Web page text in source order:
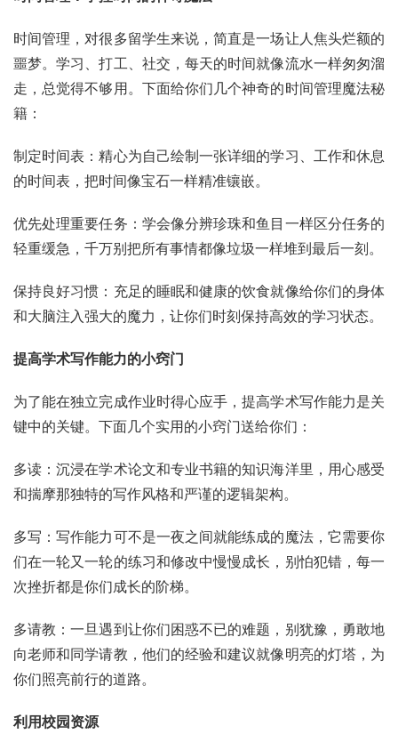
时间管理，对很多留学生来说，简直是一场让人焦头烂额的
噩梦。学习、打工、社交，每天的时间就像流水一样匆匆溜
走，总觉得不够用。下面给你们几个神奇的时间管理魔法秘
籍：
制定时间表：精心为自己绘制一张详细的学习、工作和休息
的时间表，把时间像宝石一样精准镶嵌。
优先处理重要任务：学会像分辨珍珠和鱼目一样区分任务的
轻重缓急，千万别把所有事情都像垃圾一样堆到最后一刻。
保持良好习惯：充足的睡眠和健康的饮食就像给你们的身体
和大脑注入强大的魔力，让你们时刻保持高效的学习状态。
提高学术写作能力的小窍门
为了能在独立完成作业时得心应手，提高学术写作能力是关
键中的关键。下面几个实用的小窍门送给你们：
多读：沉浸在学术论文和专业书籍的知识海洋里，用心感受
和揣摩那独特的写作风格和严谨的逻辑架构。
多写：写作能力可不是一夜之间就能练成的魔法，它需要你
们在一轮又一轮的练习和修改中慢慢成长，别怕犯错，每一
次挫折都是你们成长的阶梯。
多请教：一旦遇到让你们困惑不已的难题，别犹豫，勇敢地
向老师和同学请教，他们的经验和建议就像明亮的灯塔，为
你们照亮前行的道路。
利用校园资源